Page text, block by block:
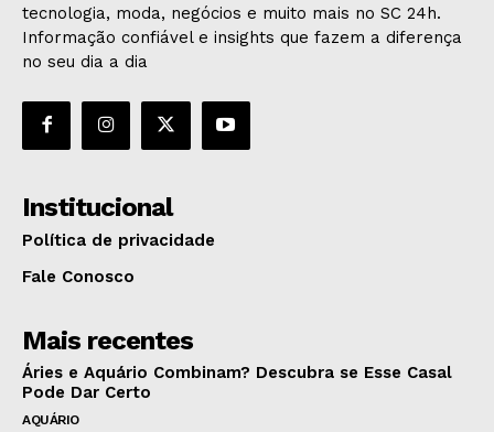
tecnologia, moda, negócios e muito mais no SC 24h.
Informação confiável e insights que fazem a diferença
no seu dia a dia
Institucional
Política de privacidade
Fale Conosco
Mais recentes
Áries e Aquário Combinam? Descubra se Esse Casal
Pode Dar Certo
AQUÁRIO